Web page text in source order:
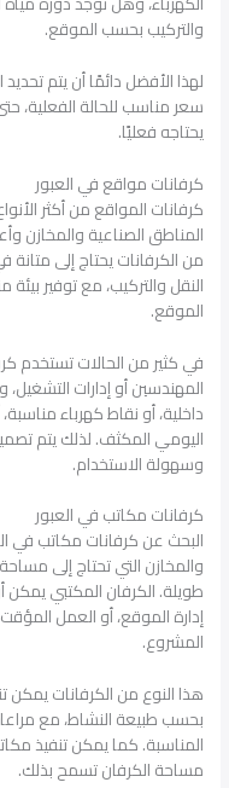
والتركيب بحسب الموقع.
لهذا الأفضل دائمًا أن يتم
سعر مناسب للحالة
يحتاجه فعليًا.
كرفانات مواقع في العبور
كرفانات المواقع من أكثر
المناطق الصناعية والمخازن
من الكرفانات يحتاج إلى
النقل والتركيب، مع توفير
الموقع.
في كثير من الحالات تستخدم
المهندسين أو إدارات
داخلية، أو نقاط كهرباء
اليومي المكثف. لذلك يتم
وسهولة الاستخدام.
كرفانات مكاتب في العبور
البحث عن كرفانات مكاتب في
والمخازن التي تحتاج إلى
طويلة. الكرفان المكتبي يمكن
إدارة الموقع، أو العمل
المشروع.
هذا النوع من الكرفانات
بحسب طبيعة النشاط، مع مراعاة
المناسبة. كما يمكن تنفيذ
مساحة الكرفان تسمح بذلك.